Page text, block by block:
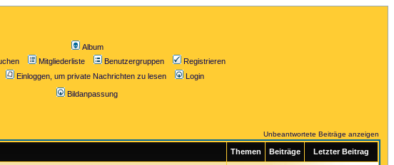
Album
Mitgliederliste Benutzergruppen
Registrieren
Einloggen, um private Nachrichten zu lesen Login
Bildanpassung
Unbeantwortete Beiträge anzeigen
Themen Beiträge Letzter Beitrag